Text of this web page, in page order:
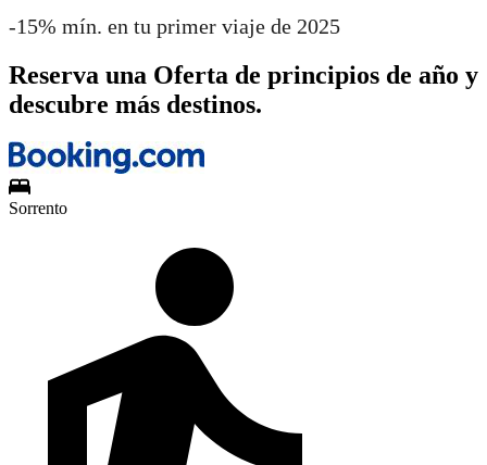
-15% mín. en tu primer viaje de 2025
Reserva una Oferta de principios de año y
descubre más destinos.
Sorrento